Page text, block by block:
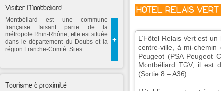
HOTEL RELAIS
L’Hôtel Relais Vert est
centre-ville, à mi-chemin
Peugeot (PSA Peugeot
Montbéliard TGV, il est
(Sortie 8 – A36).
Visiter Montbeliard
+
Montbéliard est une commune
française faisant partie de la
métropole Rhin-Rhône, elle est située
dans le département du Doubs et la
région Franche-Comté. Sites ...
Tourisme à proximité